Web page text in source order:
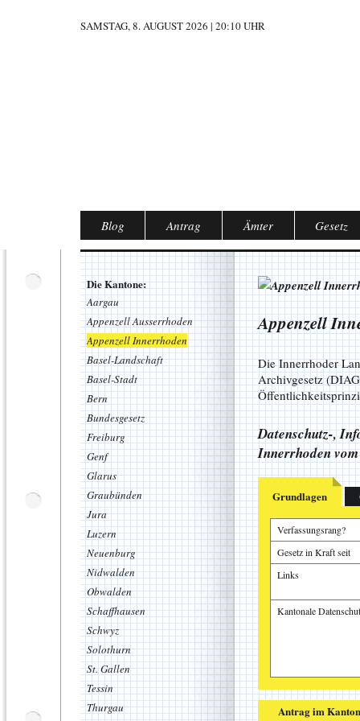
SAMSTAG, 8. AUGUST 2026 | 20:10 UHR
Blog Antrag Ämter Gesetz
Die Kantone:
Aargau
Appenzell Ausserrhoden
Appenzell Innerrhoden
Basel-Landschaft
Basel-Stadt
Bern
Bundesgesetz
Freiburg
Genf
Glarus
Graubünden
Jura
Luzern
Neuenburg
Nidwalden
Obwalden
Schaffhausen
Schwyz
Solothurn
St. Gallen
Tessin
Thurgau
Appenzell
Die Innerrhoder
Archivgesetz
Datenschutz-,
Innerrhoden
Grundlagen
Verfassungsrang?
Gesetz in Kraft seit
Links
Kantonale
Antrag im
Manuel Fässler,
Alte Fälle
Samuel Ryter,
Wenn die
Sandro Büchler,